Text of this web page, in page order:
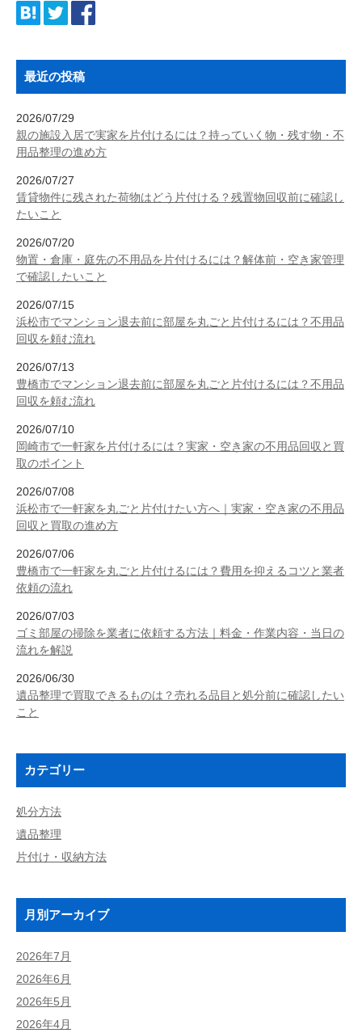
最近の投稿
2026/07/29
親の施設入居で実家を片付けるには？持っていく物・残す物・不
用品整理の進め方
2026/07/27
賃貸物件に残された荷物はどう片付ける？残置物回収前に確認し
たいこと
2026/07/20
物置・倉庫・庭先の不用品を片付けるには？解体前・空き家管理
で確認したいこと
2026/07/15
浜松市でマンション退去前に部屋を丸ごと片付けるには？不用品
回収を頼む流れ
2026/07/13
豊橋市でマンション退去前に部屋を丸ごと片付けるには？不用品
回収を頼む流れ
2026/07/10
岡崎市で一軒家を片付けるには？実家・空き家の不用品回収と買
取のポイント
2026/07/08
浜松市で一軒家を丸ごと片付けたい方へ｜実家・空き家の不用品
回収と買取の進め方
2026/07/06
豊橋市で一軒家を丸ごと片付けるには？費用を抑えるコツと業者
依頼の流れ
2026/07/03
ゴミ部屋の掃除を業者に依頼する方法｜料金・作業内容・当日の
流れを解説
2026/06/30
遺品整理で買取できるものは？売れる品目と処分前に確認したい
こと
カテゴリー
処分方法
遺品整理
片付け・収納方法
月別アーカイブ
2026年7月
2026年6月
2026年5月
2026年4月